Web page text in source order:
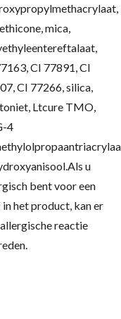
mica,
CI 77891, CI
CI 77266, silica,
Ltcure TMO,
4
Als u
bent voor een
het product, kan er
reactie